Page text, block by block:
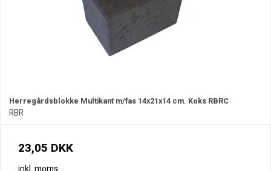
Herregårdsblokke Multikant m/fas 14x21x14 cm. Koks RBRC
RBR
23,05 DKK